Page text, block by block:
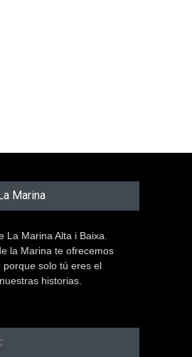
Marina
La Marina Alta i Baixa.
la Marina te ofrecemos
porque solo tú eres el
historias.